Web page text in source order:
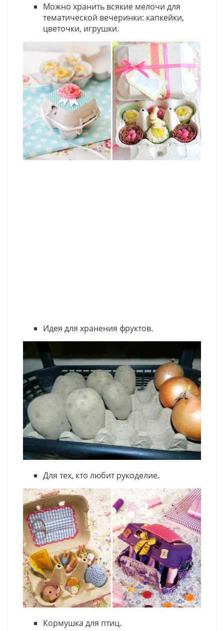
Можно хранить всякие мелочи для
тематической вечеринки: капкейки,
цветочки, игрушки.
Идея для хранения фруктов.
Для тех, кто любит рукоделие.
Кормушка для птиц.